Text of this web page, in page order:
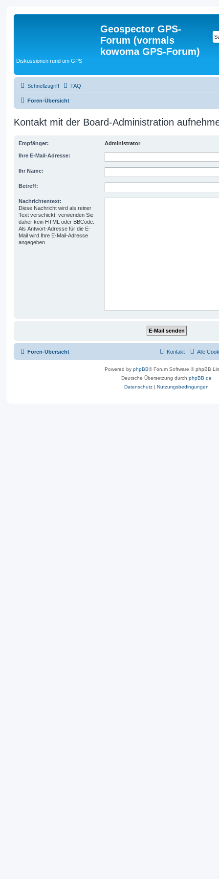
Geospector GPS-
Forum (vormals
kowoma GPS-Forum)
Diskussionen rund um GPS
Schnellzugriff FAQ
Foren-Übersicht
Kontakt mit der Board-Administration
Empfänger: Administrator
Ihre E-Mail-Adresse:
Ihr Name:
Betreff:
Nachrichtentext:
Diese Nachricht wird als reiner
Text verschickt, verwenden Sie
daher kein HTML oder BBCode.
Als Antwort-Adresse für die E-
Mail wird Ihre E-Mail-Adresse
angegeben.
Foren-Übersicht Alle
Kontakt
Powered by phpBB® Forum Software © phpBB
Deutsche Übersetzung durch phpBB.de
Datenschutz | Nutzungsbedingungen